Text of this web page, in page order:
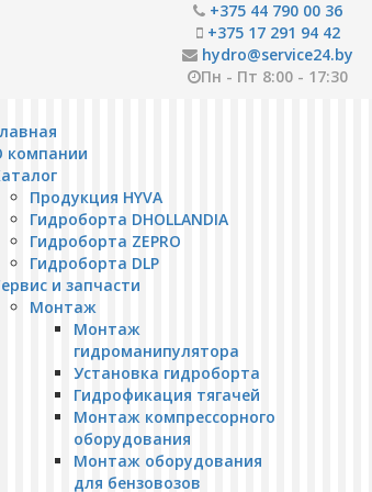
+375 44 790 00 36
+375 17 291 94 42
hydro@service24.by
Пн - Пт 8:00 - 17:30
компании
Продукция HYVA
Гидроборта DHOLLANDIA
Гидроборта ZEPRO
Гидроборта DLP
и запчасти
Монтаж
Монтаж
гидроманипулятора
Установка гидроборта
Гидрофикация тягачей
Монтаж компрессорного
оборудования
Монтаж оборудования
для бензовозов